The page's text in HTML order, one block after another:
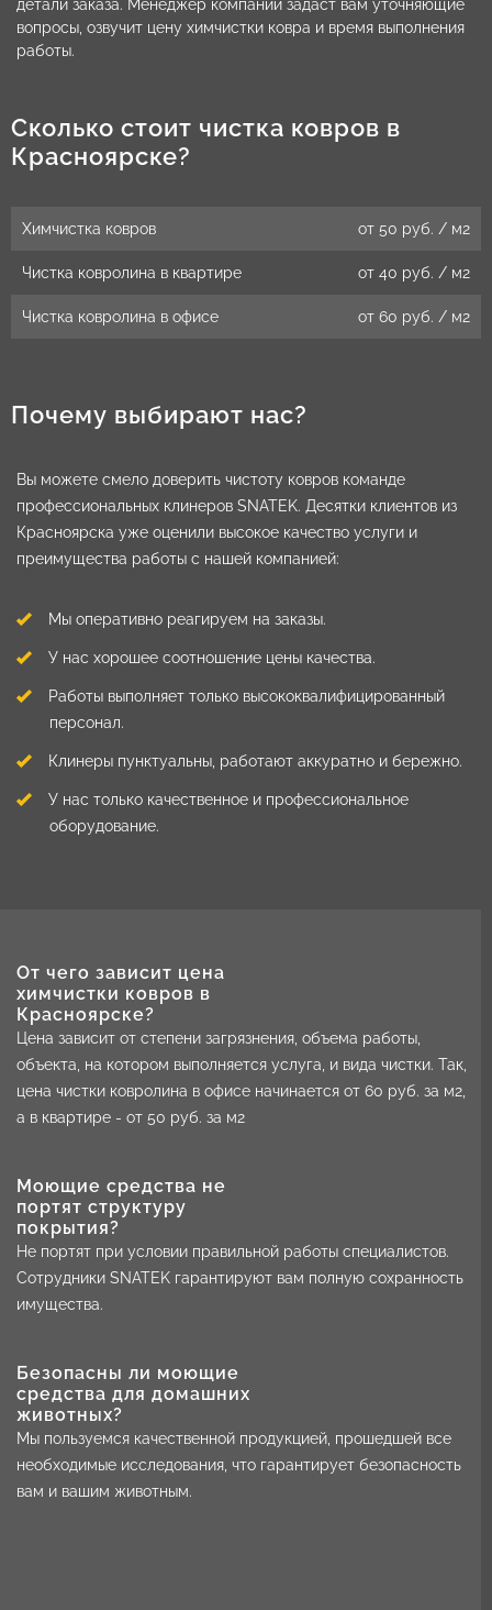
детали заказа. Менеджер компании задаст вам уточняющие
вопросы, озвучит цену химчистки ковра и время выполнения
работы.
Сколько стоит чистка ковров в
Красноярске?
Химчистка ковров от 50 руб. / м2
Чистка ковролина в квартире от 40 руб. / м2
Чистка ковролина в офисе от 60 руб. / м2
Почему выбирают нас?
Вы можете смело доверить чистоту ковров команде
профессиональных клинеров SNATEK. Десятки клиентов из
Красноярска уже оценили высокое качество услуги и
преимущества работы с нашей компанией:
Мы оперативно реагируем на заказы.
У нас хорошее соотношение цены качества.
Работы выполняет только высококвалифицированный
персонал.
Клинеры пунктуальны, работают аккуратно и бережно.
У нас только качественное и профессиональное
оборудование.
От чего зависит цена
химчистки ковров в
Красноярске?
Цена зависит от степени загрязнения, объема работы,
объекта, на котором выполняется услуга, и вида чистки. Так,
цена чистки ковролина в офисе начинается от 60 руб. за м2,
а в квартире - от 50 руб. за м2
Моющие средства не
портят структуру
покрытия?
Не портят при условии правильной работы специалистов.
Сотрудники SNATEK гарантируют вам полную сохранность
имущества.
Безопасны ли моющие
средства для домашних
животных?
Мы пользуемся качественной продукцией, прошедшей все
необходимые исследования, что гарантирует безопасность
вам и вашим животным.